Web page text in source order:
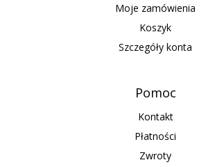
Moje zamówienia
Koszyk
Szczegóły konta
Pomoc
Kontakt
Płatności
Zwroty